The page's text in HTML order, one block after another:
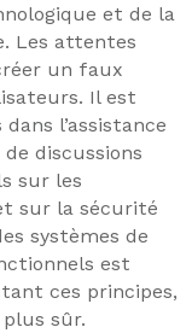
et de la
Les attentes
un faux
Il est
l’assistance
discussions
sur les
sur la sécurité
systèmes de
est
ces principes,
plus sûr.